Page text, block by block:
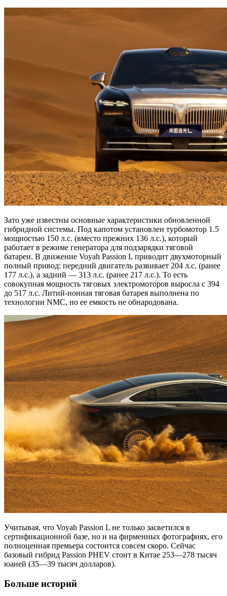
Зато уже известны основные характеристики обновленной
гибридной системы. Под капотом установлен турбомотор 1.5
мощностью 150 л.с. (вместо прежних 136 л.с.), который
работает в режиме генератора для подзарядки тяговой
батареи. В движение Voyah Passion L приводит двухмоторный
полный привод: передний двигатель развивает 204 л.с. (ранее
177 л.с.), а задний — 313 л.с. (ранее 217 л.с.). То есть
совокупная мощность тяговых электромоторов выросла с 394
до 517 л.с. Литий-ионная тяговая батарея выполнена по
технологии NMC, но ее емкость не обнародована.
Учитывая, что Voyah Passion L не только засветился в
сертификационной базе, но и на фирменных фотографиях, его
полноценная премьера состоится совсем скоро. Сейчас
базовый гибрид Passion PHEV стоит в Китае 253—278 тысяч
юаней (35—39 тысяч долларов).
Больше историй